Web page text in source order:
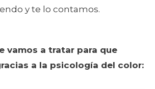
y te lo contamos.
vamos a tratar para que
a la psicología del color: